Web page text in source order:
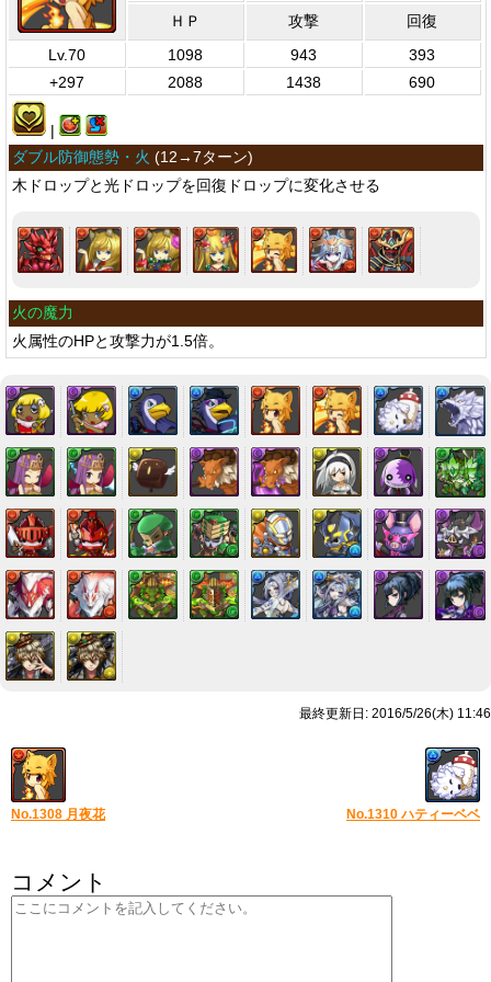
ＨＰ 攻撃
回復
Lv.70
1098 943
393
+297
2088 1438 690
|
ダブル防御態勢・火 (12→7ターン)
木ドロップと光ドロップを回復ドロップに変化させる
火の魔力
火属性のHPと攻撃力が1.5倍。
最終更新日: 2016/5/26(木) 11:46
No.1308 月夜花 No.1310 ハティーベベ
コメント